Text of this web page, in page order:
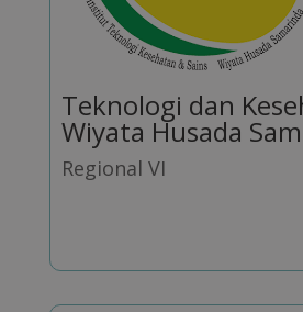
Teknologi dan
Wiyata Husada
Regional VI